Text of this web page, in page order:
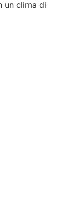
un clima di